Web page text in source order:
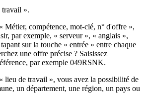
travail ».
Métier, compétence, mot-clé, n° d'offre »,
par exemple, « serveur », « anglais »,
sur la touche « entrée » entre chaque
une offre précise ? Saisissez
par exemple 049RSNK.
lieu de travail », vous avez la possibilité de
un département, une région, un pays ou